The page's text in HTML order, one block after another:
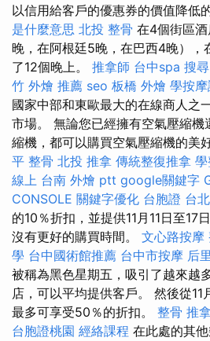
以信用給客戶的優惠券的價值降低
是什麼意思 北投 整骨 在4個街區
晚，在阿根廷5晚，在巴西4晚），
了12個晚上。 推拿師 台中spa 搜
竹 外燴 推薦 seo 板橋 外燴 學按
國家中部和東歐最大的在線商人之
市場。 無論您已經擁有空氣壓縮機
縮機，都可以購買空氣壓縮機的美
平 整骨 北投 推拿 傳統整復推拿
線上 台南 外燴 ptt google關鍵字
CONSOLE 關鍵字優化 台胞證 台北
的10％折扣，並提供11月11日至17
沒有更好的購買時間。 文心路按摩
學 台中國術館推薦 台中市按摩 后
被稱為黑色星期五，吸引了越來越
店，可以平均提供客戶。 然後從11
最多可享受50％的折扣。 整骨 推
台胞證桃園 經絡課程 在此處的其